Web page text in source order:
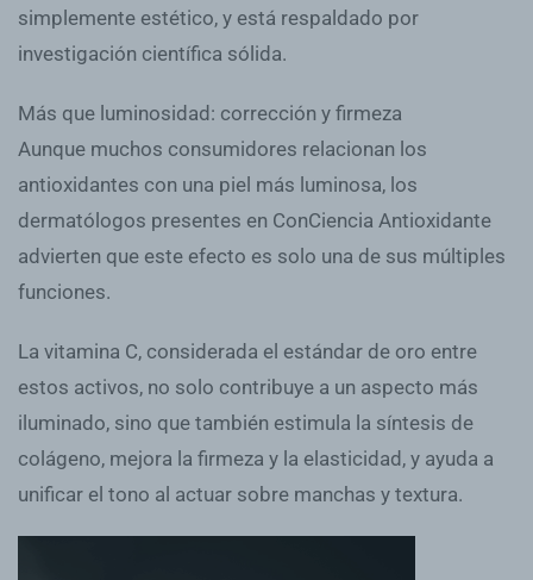
simplemente estético, y está respaldado por
investigación científica sólida.
Más que luminosidad: corrección y firmeza
Aunque muchos consumidores relacionan los
antioxidantes con una piel más luminosa, los
dermatólogos presentes en ConCiencia Antioxidante
advierten que este efecto es solo una de sus múltiples
funciones.
La vitamina C, considerada el estándar de oro entre
estos activos, no solo contribuye a un aspecto más
iluminado, sino que también estimula la síntesis de
colágeno, mejora la firmeza y la elasticidad, y ayuda a
unificar el tono al actuar sobre manchas y textura.